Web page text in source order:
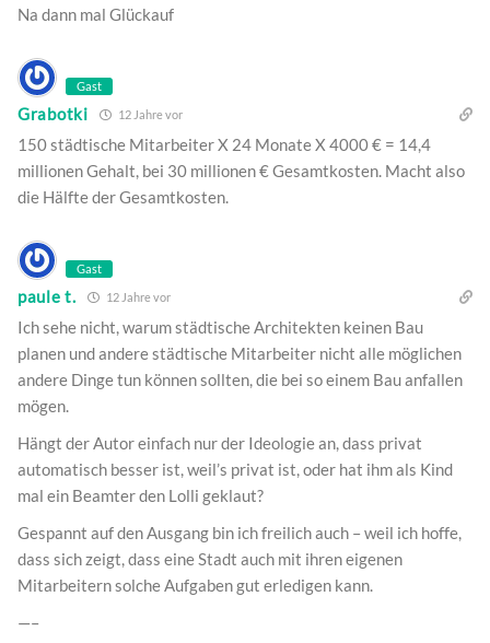
Na dann mal Glückauf
Gast
Grabotki 12 Jahre vor
150 städtische Mitarbeiter X 24 Monate X 4000 € = 14,4
millionen Gehalt, bei 30 millionen € Gesamtkosten. Macht also
die Hälfte der Gesamtkosten.
Gast
paule t. 12 Jahre vor
Ich sehe nicht, warum städtische Architekten keinen Bau
planen und andere städtische Mitarbeiter nicht alle möglichen
andere Dinge tun können sollten, die bei so einem Bau anfallen
mögen.
Hängt der Autor einfach nur der Ideologie an, dass privat
automatisch besser ist, weil’s privat ist, oder hat ihm als Kind
mal ein Beamter den Lolli geklaut?
Gespannt auf den Ausgang bin ich freilich auch – weil ich hoffe,
dass sich zeigt, dass eine Stadt auch mit ihren eigenen
Mitarbeitern solche Aufgaben gut erledigen kann.
—–